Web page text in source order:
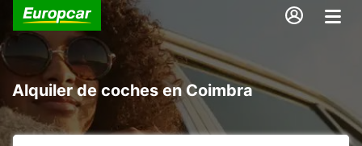
Alquiler de coches en Coimbra